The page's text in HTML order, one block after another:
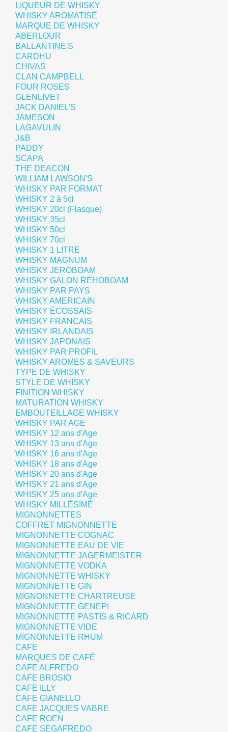
LIQUEUR DE WHISKY
WHISKY AROMATISÉ
MARQUE DE WHISKY
ABERLOUR
BALLANTINE'S
CARDHU
CHIVAS
CLAN CAMPBELL
FOUR ROSES
GLENLIVET
JACK DANIEL'S
JAMESON
LAGAVULIN
J&B
PADDY
SCAPA
THE DEACON
WILLIAM LAWSON'S
WHISKY PAR FORMAT
WHISKY 2 à 5cl
WHISKY 20cl (Flasque)
WHISKY 35cl
WHISKY 50cl
WHISKY 70cl
WHISKY 1 LITRE
WHISKY MAGNUM
WHISKY JEROBOAM
WHISKY GALON RÉHOBOAM
WHISKY PAR PAYS
WHISKY AMERICAIN
WHISKY ÉCOSSAIS
WHISKY FRANCAIS
WHISKY IRLANDAIS
WHISKY JAPONAIS
WHISKY PAR PROFIL
WHISKY AROMES & SAVEURS
TYPE DE WHISKY
STYLE DE WHISKY
FINITION WHISKY
MATURATION WHISKY
EMBOUTEILLAGE WHISKY
WHISKY PAR AGE
WHISKY 12 ans d'Age
WHISKY 13 ans d'Age
WHISKY 16 ans d'Age
WHISKY 18 ans d'Age
WHISKY 20 ans d'Age
WHISKY 21 ans d'Age
WHISKY 25 ans d'Age
WHISKY MILLÉSIMÉ
MIGNONNETTES
COFFRET MIGNONNETTE
MIGNONNETTE COGNAC
MIGNONNETTE EAU DE VIE
MIGNONNETTE JAGERMEISTER
MIGNONNETTE VODKA
MIGNONNETTE WHISKY
MIGNONNETTE GIN
MIGNONNETTE CHARTREUSE
MIGNONNETTE GENEPI
MIGNONNETTE PASTIS & RICARD
MIGNONNETTE VIDE
MIGNONNETTE RHUM
CAFE
MARQUES DE CAFÉ
CAFE ALFREDO
CAFE BROSIO
CAFE ILLY
CAFE GIANELLO
CAFE JACQUES VABRE
CAFE ROEN
CAFE SEGAFREDO